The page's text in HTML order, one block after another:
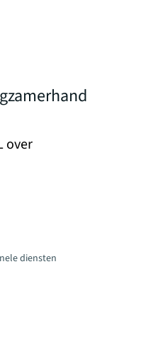
over
diensten